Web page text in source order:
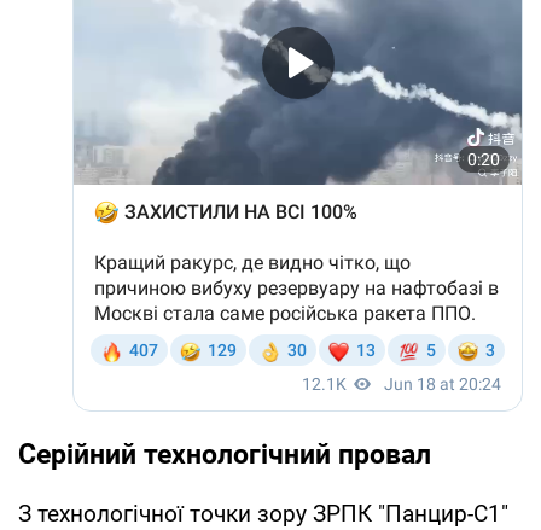
Серійний технологічний провал
З технологічної точки зору ЗРПК "Панцир-С1"